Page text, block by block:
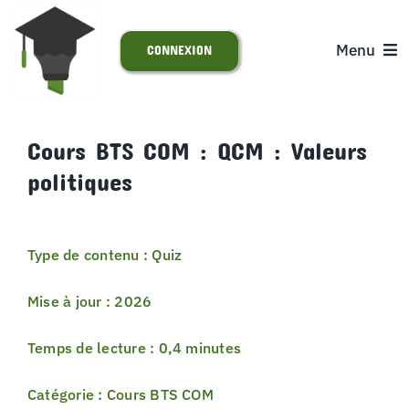
Passer
contenu
Menu
S’INSCRIRE
SUPPORT
CONNEXION
Cours BTS COM : QCM : Valeurs
politiques
Type de contenu : Quiz
Mise à jour : 2026
Temps de lecture : 0,4 minutes
Catégorie : Cours BTS COM